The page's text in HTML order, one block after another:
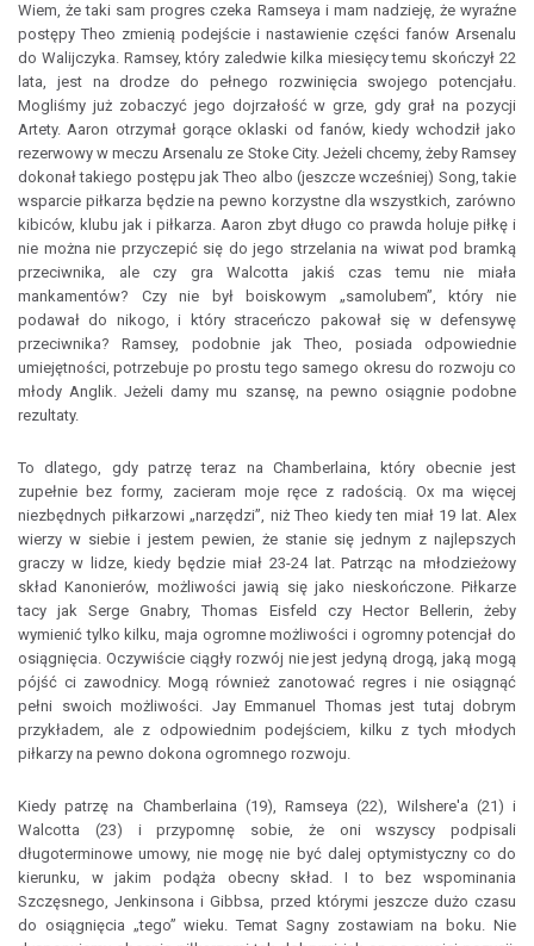
Wiem, że taki sam progres czeka Ramseya i mam nadzieję, że wyraźne
postępy Theo zmienią podejście i nastawienie części fanów Arsenalu
do Walijczyka. Ramsey, który zaledwie kilka miesięcy temu skończył 22
lata, jest na drodze do pełnego rozwinięcia swojego potencjału.
Mogliśmy już zobaczyć jego dojrzałość w grze, gdy grał na pozycji
Artety. Aaron otrzymał gorące oklaski od fanów, kiedy wchodził jako
rezerwowy w meczu Arsenalu ze Stoke City. Jeżeli chcemy, żeby Ramsey
dokonał takiego postępu jak Theo albo (jeszcze wcześniej) Song, takie
wsparcie piłkarza będzie na pewno korzystne dla wszystkich, zarówno
kibiców, klubu jak i piłkarza. Aaron zbyt długo co prawda holuje piłkę i
nie można nie przyczepić się do jego strzelania na wiwat pod bramką
przeciwnika, ale czy gra Walcotta jakiś czas temu nie miała
mankamentów? Czy nie był boiskowym „samolubem”, który nie
podawał do nikogo, i który straceńczo pakował się w defensywę
przeciwnika? Ramsey, podobnie jak Theo, posiada odpowiednie
umiejętności, potrzebuje po prostu tego samego okresu do rozwoju co
młody Anglik. Jeżeli damy mu szansę, na pewno osiągnie podobne
rezultaty.
To dlatego, gdy patrzę teraz na Chamberlaina, który obecnie jest
zupełnie bez formy, zacieram moje ręce z radością. Ox ma więcej
niezbędnych piłkarzowi „narzędzi”, niż Theo kiedy ten miał 19 lat. Alex
wierzy w siebie i jestem pewien, że stanie się jednym z najlepszych
graczy w lidze, kiedy będzie miał 23-24 lat. Patrząc na młodzieżowy
skład Kanonierów, możliwości jawią się jako nieskończone. Piłkarze
tacy jak Serge Gnabry, Thomas Eisfeld czy Hector Bellerin, żeby
wymienić tylko kilku, maja ogromne możliwości i ogromny potencjał do
osiągnięcia. Oczywiście ciągły rozwój nie jest jedyną drogą, jaką mogą
pójść ci zawodnicy. Mogą również zanotować regres i nie osiągnąć
pełni swoich możliwości. Jay Emmanuel Thomas jest tutaj dobrym
przykładem, ale z odpowiednim podejściem, kilku z tych młodych
piłkarzy na pewno dokona ogromnego rozwoju.
Kiedy patrzę na Chamberlaina (19), Ramseya (22), Wilshere'a (21) i
Walcotta (23) i przypomnę sobie, że oni wszyscy podpisali
długoterminowe umowy, nie mogę nie być dalej optymistyczny co do
kierunku, w jakim podąża obecny skład. I to bez wspominania
Szczęsnego, Jenkinsona i Gibbsa, przed którymi jeszcze dużo czasu
do osiągnięcia „tego” wieku. Temat Sagny zostawiam na boku. Nie